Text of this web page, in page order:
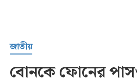
সর্বশেষ
জাতীয়
বোনকে ফোনের